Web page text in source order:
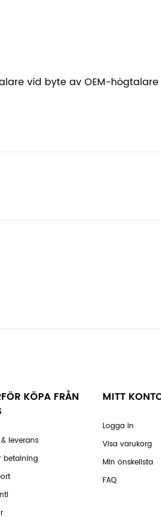
vid byte av OEM-högtalare
KÖPA FRÅN
leverans
betalning
MITT
Logga in
Visa varukorg
Min önskelista
FAQ